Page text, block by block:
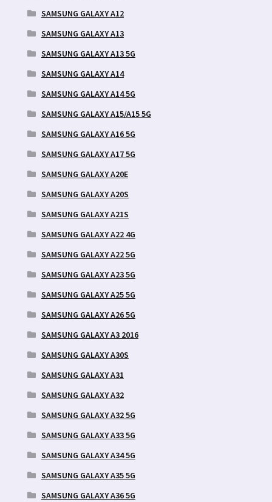
SAMSUNG GALAXY A12
SAMSUNG GALAXY A13
SAMSUNG GALAXY A13 5G
SAMSUNG GALAXY A14
SAMSUNG GALAXY A14 5G
SAMSUNG GALAXY A15/A15 5G
SAMSUNG GALAXY A16 5G
SAMSUNG GALAXY A17 5G
SAMSUNG GALAXY A20E
SAMSUNG GALAXY A20S
SAMSUNG GALAXY A21S
SAMSUNG GALAXY A22 4G
SAMSUNG GALAXY A22 5G
SAMSUNG GALAXY A23 5G
SAMSUNG GALAXY A25 5G
SAMSUNG GALAXY A26 5G
SAMSUNG GALAXY A3 2016
SAMSUNG GALAXY A30S
SAMSUNG GALAXY A31
SAMSUNG GALAXY A32
SAMSUNG GALAXY A32 5G
SAMSUNG GALAXY A33 5G
SAMSUNG GALAXY A34 5G
SAMSUNG GALAXY A35 5G
SAMSUNG GALAXY A36 5G